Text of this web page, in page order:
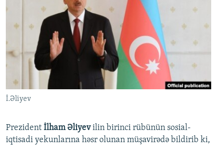
FOTOQALEREYA
İNFOQRAFIKA
KARIKATURA
AZƏRBAYCAN ƏDƏBIYYATI KITABXANASI
İSLAM VƏ DEMOKRATIYA
İZ - MƏDƏNIYYƏT PROQRAMI
HAQQIMIZDA
MISSIYAMIZ
PEŞƏ ETIKASI VƏ JURNALISTIKA STANDARTLARIMIZ
MATERIALLARIMIZDAN ISTIFADƏ
AZADLIQRADIOSU MOBIL TELEFONUNUZDA
BIZIMLƏ ƏLAQƏ
RFE/RL-in bütün saytları
İ.Əliyev
Prezident İlham Əliyevilin birinci rübünün sosial-
iqtisadi yekunlarına həsr olunan müşavirədə bildirib ki,